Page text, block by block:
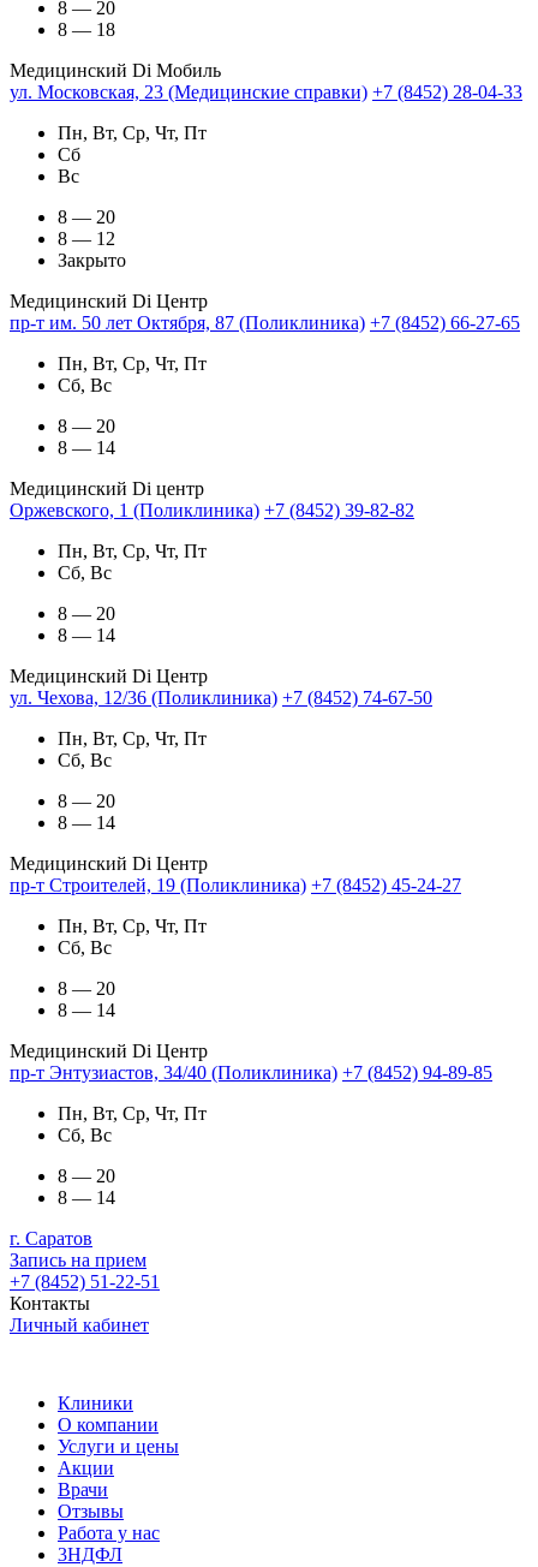
8 — 20
8 — 18
Медицинский Di Мобиль
ул. Московская, 23 (Медицинские справки) +7 (8452) 28-04-33
Пн, Вт, Ср, Чт, Пт
Сб
Вс
8 — 20
8 — 12
Закрыто
Медицинский Di Центр
пр-т им. 50 лет Октября, 87 (Поликлиника) +7 (8452) 66-27-65
Пн, Вт, Ср, Чт, Пт
Сб, Вс
8 — 20
8 — 14
Медицинский Di центр
Оржевского, 1 (Поликлиника) +7 (8452) 39-82-82
Пн, Вт, Ср, Чт, Пт
Сб, Вс
8 — 20
8 — 14
Медицинский Di Центр
ул. Чехова, 12/36 (Поликлиника) +7 (8452) 74-67-50
Пн, Вт, Ср, Чт, Пт
Сб, Вс
8 — 20
8 — 14
Медицинский Di Центр
пр-т Строителей, 19 (Поликлиника) +7 (8452) 45-24-27
Пн, Вт, Ср, Чт, Пт
Сб, Вс
8 — 20
8 — 14
Медицинский Di Центр
пр-т Энтузиастов, 34/40 (Поликлиника) +7 (8452) 94-89-85
Пн, Вт, Ср, Чт, Пт
Сб, Вс
8 — 20
8 — 14
г. Саратов
Запись на прием
+7 (8452) 51-22-51
Контакты
Личный кабинет
Клиники
О компании
Услуги и цены
Акции
Врачи
Отзывы
Работа у нас
3НДФЛ